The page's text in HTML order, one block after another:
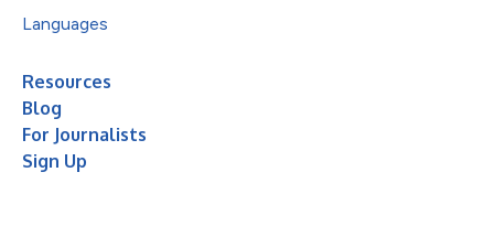
Languages
Resources
Blog
For Journalists
Sign Up